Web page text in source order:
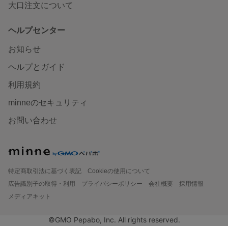
大口注文について
ヘルプセンター
お知らせ
ヘルプとガイド
利用規約
minneのセキュリティ
お問い合わせ
特定商取引法に基づく表記
Cookieの使用について
広告識別子の取得・利用
プライバシーポリシー 会社概要
採用情報
メディアキット
©GMO Pepabo, Inc. All rights reserved.